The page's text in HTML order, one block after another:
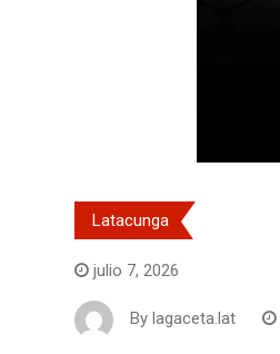
Latacunga
julio 7, 2026
By lagaceta.lat